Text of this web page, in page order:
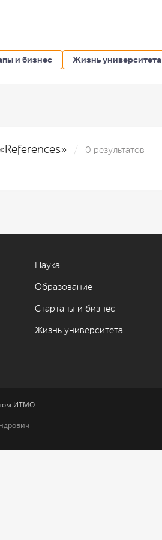
и бизнес Жизнь университета
0 результатов
Наука
Образование
Стартапы и бизнес
Жизнь университета
ИТМО